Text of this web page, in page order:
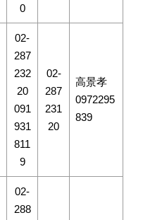
0
02-
287
232
20
091
931
811
9
02-
287
231
20
高景孝
0972295
839
02-
288